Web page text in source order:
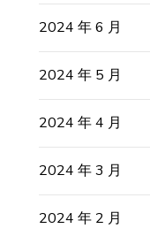
2024 年 6 月
2024 年 5 月
2024 年 4 月
2024 年 3 月
2024 年 2 月